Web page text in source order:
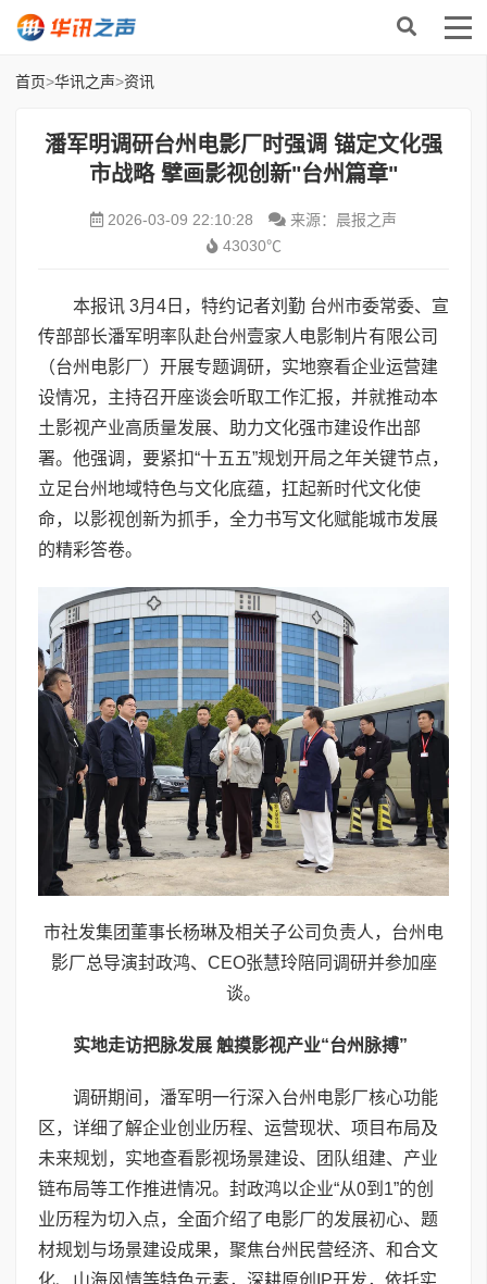
首页>华讯之声>资讯
潘军明调研台州电影厂时强调 锚定文化强
市战略 擘画影视创新"台州篇章"
2026-03-09 22:10:28
来源：晨报之声
43030℃
本报讯 3月4日，特约记者刘勤 台州市委常委、宣
传部部长潘军明率队赴台州壹家人电影制片有限公司
（台州电影厂）开展专题调研，实地察看企业运营建
设情况，主持召开座谈会听取工作汇报，并就推动本
土影视产业高质量发展、助力文化强市建设作出部
署。他强调，要紧扣“十五五”规划开局之年关键节点，
立足台州地域特色与文化底蕴，扛起新时代文化使
命，以影视创新为抓手，全力书写文化赋能城市发展
的精彩答卷。
市社发集团董事长杨琳及相关子公司负责人，台州电
影厂总导演封政鸿、CEO张慧玲陪同调研并参加座
谈。
实地走访把脉发展 触摸影视产业“台州脉搏”
调研期间，潘军明一行深入台州电影厂核心功能
区，详细了解企业创业历程、运营现状、项目布局及
未来规划，实地查看影视场景建设、团队组建、产业
链布局等工作推进情况。封政鸿以企业“从0到1”的创
业历程为切入点，全面介绍了电影厂的发展初心、题
材规划与场景建设成果，聚焦台州民营经济、和合文